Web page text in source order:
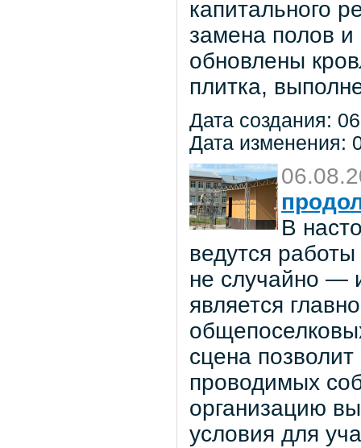
капитального
замена полов
обновлены
плитка,
Дата создания:
Дата изменения:
В
ведутся
не случайно —
является
сцена
проводимых
организацию
условия для